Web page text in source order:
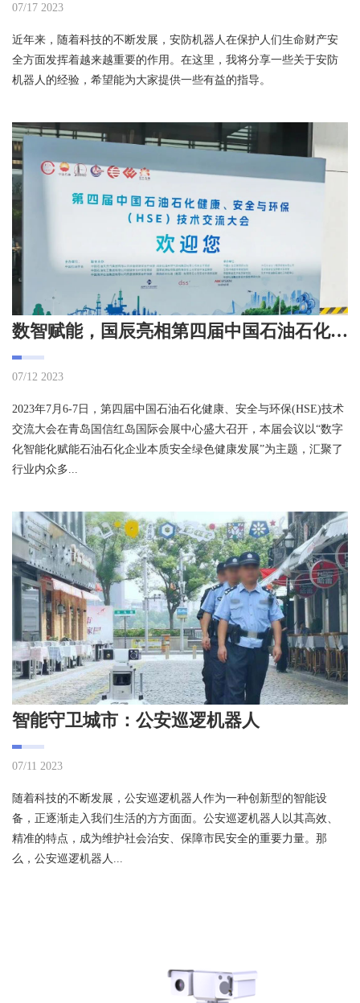
07/17 2023
近年来，随着科技的不断发展，安防机器人在保护人们生命财产安
全方面发挥着越来越重要的作用。在这里，我将分享一些关于安防
机器人的经验，希望能为大家提供一些有益的指导。
数智赋能，国辰亮相第四届中国石油石化健康、安全与环保技术交流大会
07/12 2023
2023年7月6-7日，第四届中国石油石化健康、安全与环保(HSE)技术
交流大会在青岛国信红岛国际会展中心盛大召开，本届会议以“数字
化智能化赋能石油石化企业本质安全绿色健康发展”为主题，汇聚了
行业内众多...
智能守卫城市：公安巡逻机器人
07/11 2023
随着科技的不断发展，公安巡逻机器人作为一种创新型的智能设
备，正逐渐走入我们生活的方方面面。公安巡逻机器人以其高效、
精准的特点，成为维护社会治安、保障市民安全的重要力量。那
么，公安巡逻机器人...